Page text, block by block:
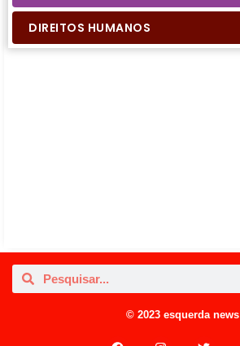
DIREITOS HUMANOS
© 2023 esquerda news